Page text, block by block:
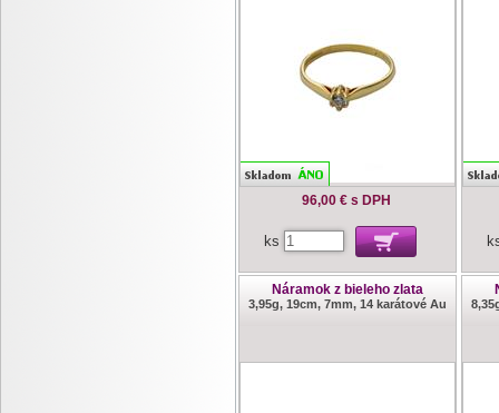
96,00 € s DPH
ks
Náramok z bieleho zlata
3,95g, 19cm, 7mm, 14 karátové Au